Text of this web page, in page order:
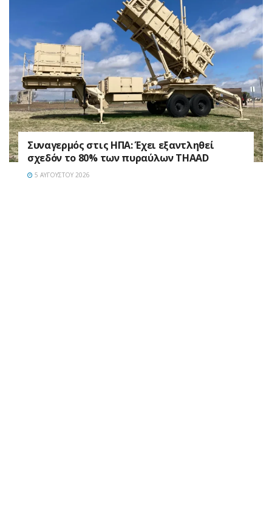
Συναγερμός στις ΗΠΑ: Έχει εξαντληθεί
σχεδόν το 80% των πυραύλων THAAD
5 ΑΥΓΟΎΣΤΟΥ 2026